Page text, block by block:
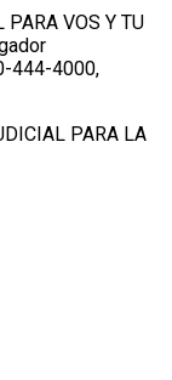
PARA VOS Y TU
444-4000,
PARA LA